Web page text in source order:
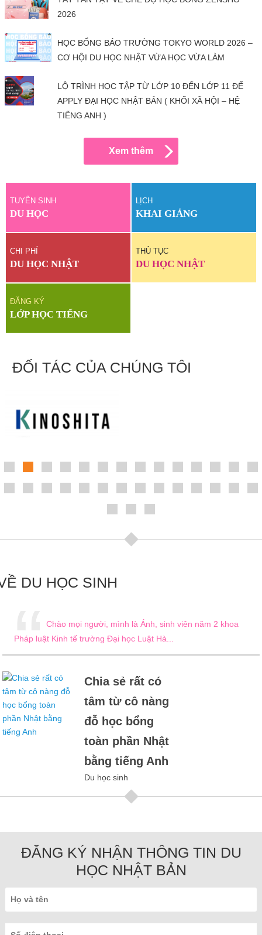
2026
HỌC BỔNG BÁO TRƯỜNG TOKYO WORLD 2026 –
CƠ HỘI DU HỌC NHẬT VỪA HỌC VỪA LÀM
LỘ TRÌNH HỌC TẬP TỪ LỚP 10 ĐẾN LỚP 11 ĐỂ
APPLY ĐẠI HỌC NHẬT BẢN ( KHỐI XÃ HỘI – HỆ
TIẾNG ANH )
Xem thêm
TUYỂN SINH
DU HỌC
LỊCH
KHAI GIẢNG
CHI PHÍ
DU HỌC NHẬT
THỦ TỤC
DU HỌC NHẬT
ĐĂNG KÝ
LỚP HỌC TIẾNG
ĐỐI TÁC CỦA CHÚNG TÔI
DU HỌC SINH
“ Chào mọi người, mình là Ánh, sinh viên năm 2 khoa
Pháp luật Kinh tế trường Đại học Luật Hà...
Chia sẻ rất có
tâm từ cô nàng
đỗ học bổng
toàn phần Nhật
bằng tiếng Anh
Du học sinh
ĐĂNG KÝ NHẬN THÔNG TIN DU
HỌC NHẬT BẢN